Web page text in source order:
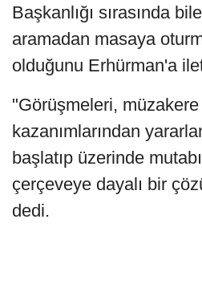
Başkanlığı sırasında
aramadan masaya
olduğunu Erhürman'a
"Görüşmeleri,
kazanımlarından
başlatıp üzerinde
çerçeveye dayalı bir
dedi.